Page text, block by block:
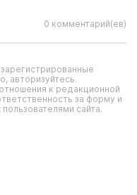
0 комментарий(ев)
авторизуйтесь.
к редакционной
за форму и
сайта.